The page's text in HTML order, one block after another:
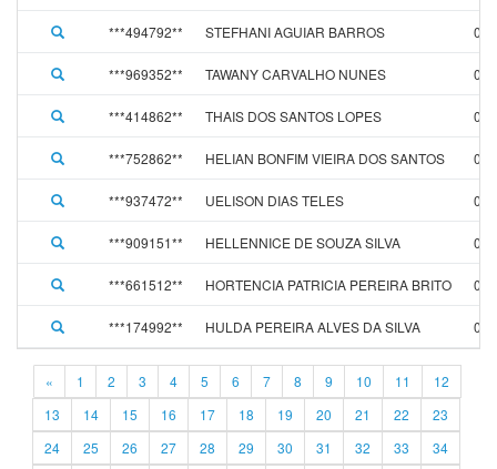
***494792** STEFHANI AGUIAR BARROS 01/
***969352** TAWANY CARVALHO NUNES 01/
***414862** THAIS DOS SANTOS LOPES 01/
***752862** HELIAN BONFIM VIEIRA DOS SANTOS 01/
***937472** UELISON DIAS TELES 01/
***909151** HELLENNICE DE SOUZA SILVA 01/
***661512** HORTENCIA PATRICIA PEREIRA BRITO 01/
***174992** HULDA PEREIRA ALVES DA SILVA 01/
« 1 2 3 4 5 6 7 8 9 10 11
12
13
14 15 16 17 18 19 20 21 22
23
24
25 26 27 28 29 30 31 32 33
34